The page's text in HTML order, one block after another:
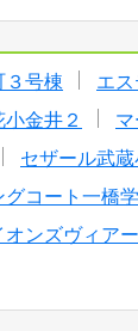
３号棟 エ
金井２
セザール武
グコート一橋
オンズヴィア